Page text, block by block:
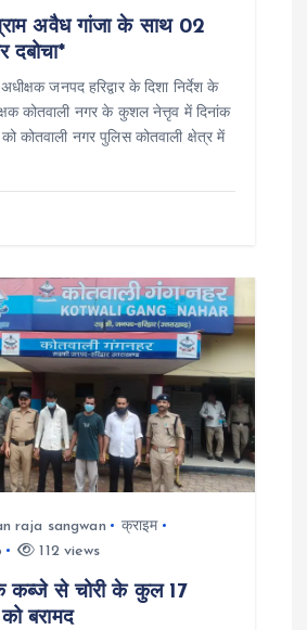
अवैध गांजा के साथ 02
दबोचा*
अधीक्षक जनपद हरिद्वार के दिशा निर्देश के
कोतवाली नगर के कुशल नेत्तृव में दिनांक
नगर पुलिस कोतवाली क्षेत्र में
raja sangwan
क्राइम
112 views
कब्जे से चोरी के कुल 17
को बरामद